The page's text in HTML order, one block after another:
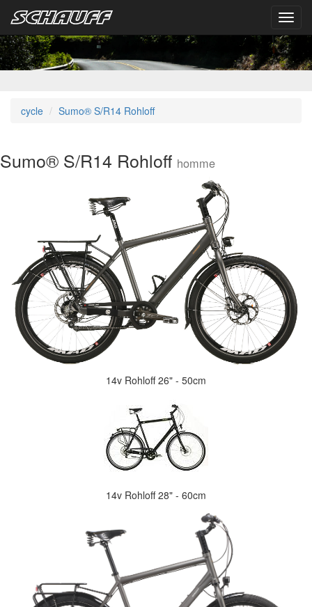
cycle Sumo® S/R14 Rohloff
Sumo® S/R14 Rohloff homme
14v Rohloff 26" - 50cm
14v Rohloff 28" - 60cm